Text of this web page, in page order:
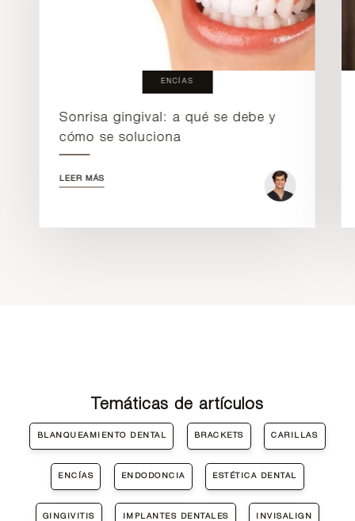
ENCÍAS
Sonrisa gingival: a qué se debe y
cómo se soluciona
LEER MÁS
Temáticas de artículos
BLANQUEAMIENTO DENTAL BRACKETS CARILLAS
ENCÍAS ENDODONCIA ESTÉTICA DENTAL
GINGIVITIS IMPLANTES DENTALES INVISALIGN